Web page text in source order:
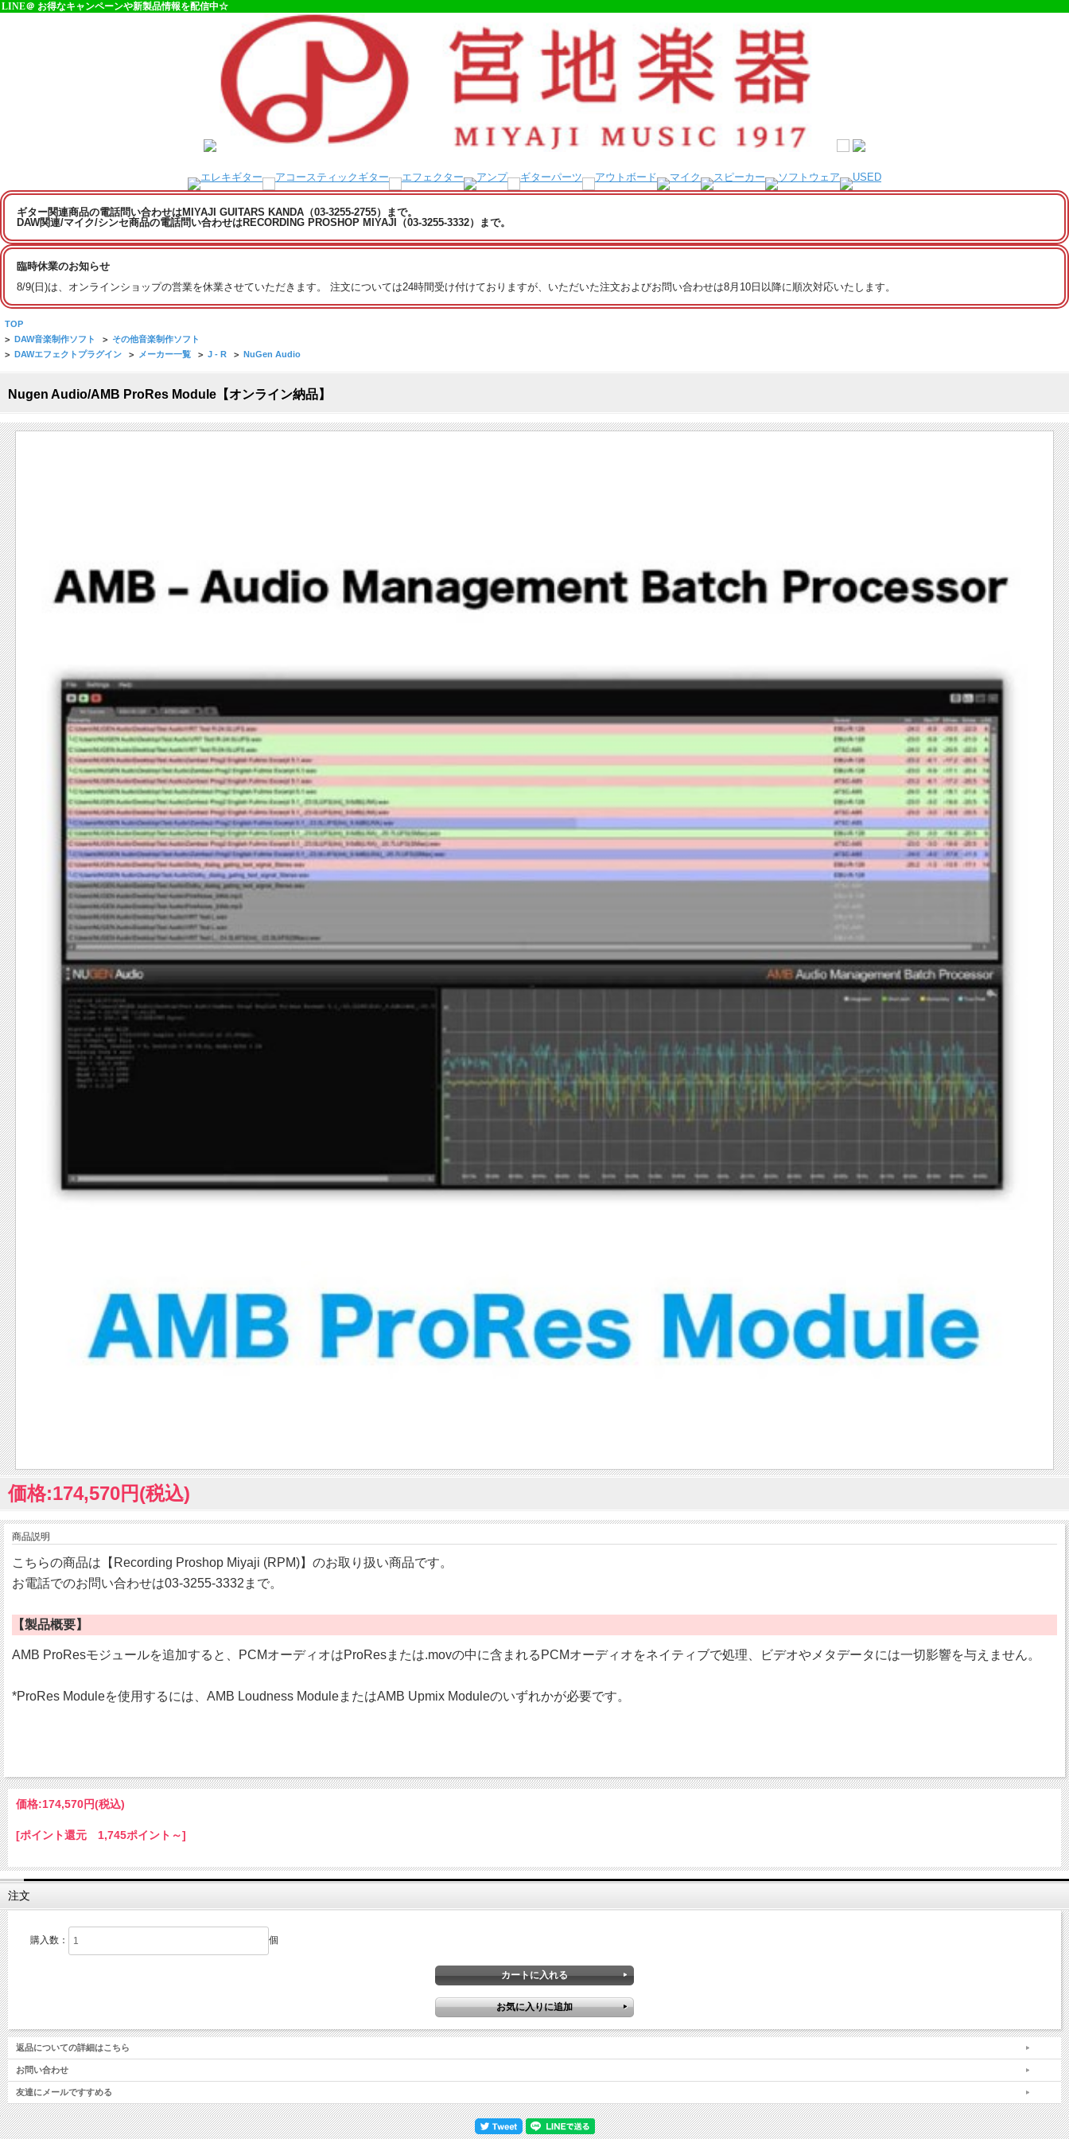
LINE＠ お得なキャンペーンや新製品情報を配信中☆
ギター関連商品の電話問い合わせはMIYAJI GUITARS KANDA（03-3255-2755）まで。
DAW関連/マイク/シンセ商品の電話問い合わせはRECORDING PROSHOP MIYAJI（03-3255-3332）まで。
臨時休業のお知らせ
8/9(日)は、オンラインショップの営業を休業させていただきます。 注文については24時間受け付けておりますが、いただいた注文およびお問い合わせは8月10日以降に順次対応いたします。
TOP
> DAW音楽制作ソフト > その他音楽制作ソフト
> DAWエフェクトプラグイン > メーカー一覧 > J - R > NuGen Audio
Nugen Audio/AMB ProRes Module【オンライン納品】
価格:174,570円(税込)
商品説明
こちらの商品は【Recording Proshop Miyaji (RPM)】のお取り扱い商品です。
お電話でのお問い合わせは03-3255-3332まで。
【製品概要】
AMB ProResモジュールを追加すると、PCMオーディオはProResまたは.movの中に含まれるPCMオーディオをネイティブで処理、ビデオやメタデータには一切影響を与えません。
*ProRes Moduleを使用するには、AMB Loudness ModuleまたはAMB Upmix Moduleのいずれかが必要です。
価格:174,570円(税込)
[ポイント還元 1,745ポイント～]
注文
購入数： 個
返品についての詳細はこちら
お問い合わせ
友達にメールですすめる